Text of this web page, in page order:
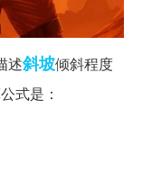
述斜坡倾斜程度
式是：